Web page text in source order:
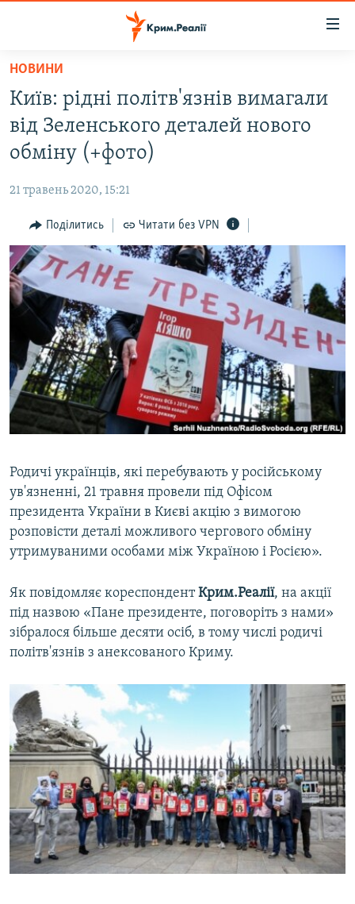
Перейти
основного
матеріалу
Перейти
до
основної
навігації
Перейти
до
пошуку
ВОДА.КРИМ
ВІДЕО ТА ФОТО
БЛОГИ
ПОГЛЯД
ІНТЕРВ'Ю
ВСЕ ЗА ДЕНЬ
СПЕЦПРОЕКТИ
ДЕПОРТАЦІЯ
ВІДЕОУРОКИ «ELIFBE»
СВІДЧЕННЯ ОКУПАЦІЇ
УКРАЇНСЬКА ПРОБЛЕМА КРИМУ
ЯК ОБІЙТИ БЛОКУВАННЯ
Русский
Qırımtatar
Усі сайти RFE/RL
НОВИНИ
Київ: рідні політв'язнів вимагали
від Зеленського деталей нового
обміну (+фото)
21 травень 2020, 15:21
Поділитись Читати без VPN
Родичі українців, які перебувають у російському
ув'язненні, 21 травня провели під Офісом
президента України в Києві акцію з вимогою
розповісти деталі можливого чергового обміну
утримуваними особами між Україною і Росією».
Як повідомляє кореспондентКрим.Реалії, на акції
під назвою «Пане президенте, поговоріть з нами»
зібралося більше десяти осіб, в тому числі родичі
політв'язнів з анексованого Криму.